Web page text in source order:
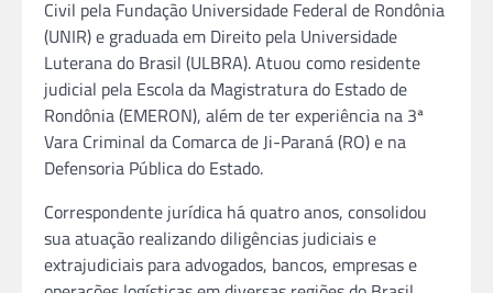
Civil pela Fundação Universidade Federal de Rondônia
(UNIR) e graduada em Direito pela Universidade
Luterana do Brasil (ULBRA). Atuou como residente
judicial pela Escola da Magistratura do Estado de
Rondônia (EMERON), além de ter experiência na 3ª
Vara Criminal da Comarca de Ji-Paraná (RO) e na
Defensoria Pública do Estado.
Correspondente jurídica há quatro anos, consolidou
sua atuação realizando diligências judiciais e
extrajudiciais para advogados, bancos, empresas e